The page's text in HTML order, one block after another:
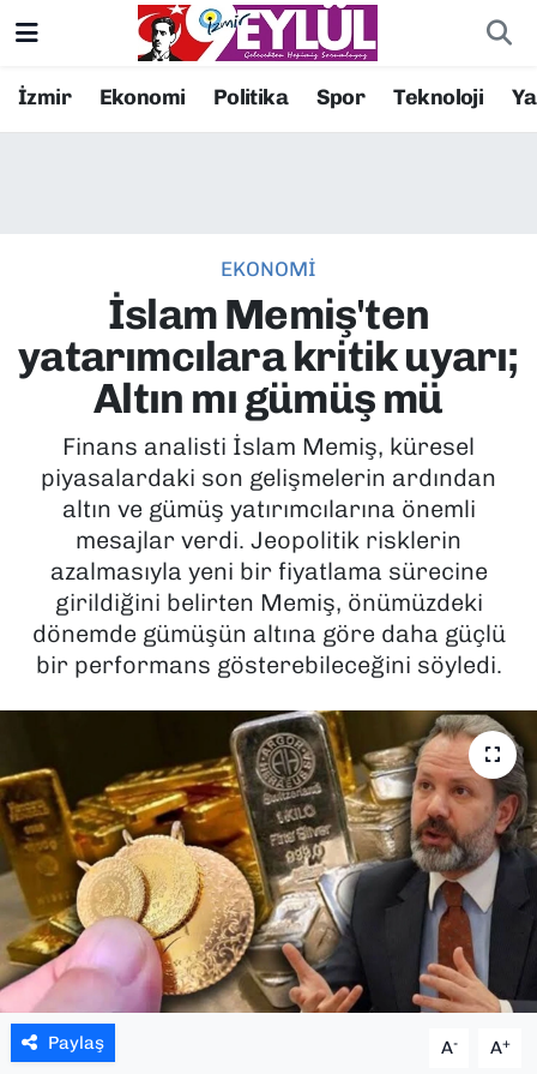
İzmir Ekonomi Politika Spor Teknoloji
EKONOMİ
İslam Memiş'ten
yatarımcılara kritik uyarı;
Altın mı gümüş mü
Finans analisti İslam Memiş, küresel
piyasalardaki son gelişmelerin ardından
altın ve gümüş yatırımcılarına önemli
mesajlar verdi. Jeopolitik risklerin
azalmasıyla yeni bir fiyatlama sürecine
girildiğini belirten Memiş, önümüzdeki
dönemde gümüşün altına göre daha güçlü
bir performans gösterebileceğini söyledi.
Paylaş A- A+
Resmi İlanlar
EKONOMİ
KÜLTÜR SANAT
MAGAZİN
POLİTİKA
SAĞLIK
SPOR
YAŞAM
YEREL YÖNETİMLER
Konak Nöbetçi Eczaneler
Süper Lig Puan Durumu ve Fikstür
Tüm Manşetler
Son Dakika Haberleri
Haber Arşivi